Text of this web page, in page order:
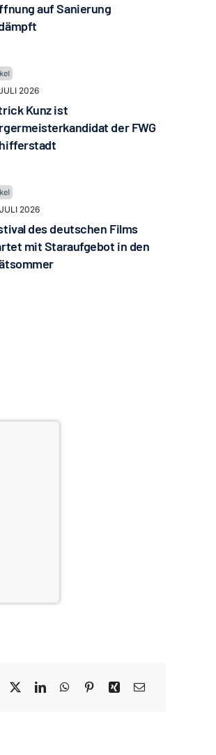
auf Sanierung
2026
Kunz ist
der FWG
2026
des deutschen Films
mit Staraufgebot in den